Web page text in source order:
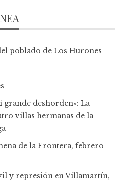
poblado de Los Hurones
grande deshorden»: La
villas hermanas de la
de la Frontera, febrero-
y represión en Villamartín,